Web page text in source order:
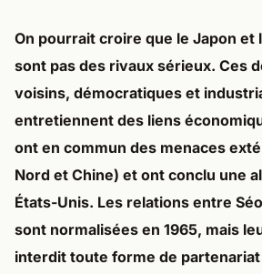
On pourrait croire que le Japon et
sont pas des rivaux sérieux. Ces
voisins, démocratiques et
entretiennent des liens
ont en commun des menaces
Nord et Chine) et ont conclu une
États-Unis. Les relations entre
sont normalisées en 1965, mais
interdit toute forme de